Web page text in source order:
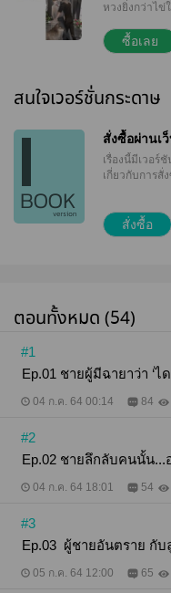
หวงยิ่งกว่าไข่
Secret land
ตั้งใจจะหาเ
และโลกส่วนตั
ศัตรู สองคำก็
นะ แต่ช่างเถ
หมาป่ามาครอ
Homicide (กา
Violence
รุนแรง เช่น ก
(Physical,
ซื้อเลย
สนใจเวอร์ชั่นกระดาษ
สั่งซื้อผ่านเ
เรื่องนี้มีเวอร์
เกี่ยวกับการสั่
สั่งซื้อ
ตอนทั้งหมด (54)
#1
Ep.01 ชายผู้มีฉายาว่า ‘
04 ก.ค. 64 00:14 84
#2
Ep.02 ชายลึกลับคนนั้
04 ก.ค. 64 18:01 54
#3
Ep.03 ผู้ชายอันตรา
05 ก.ค. 64 12:00 65